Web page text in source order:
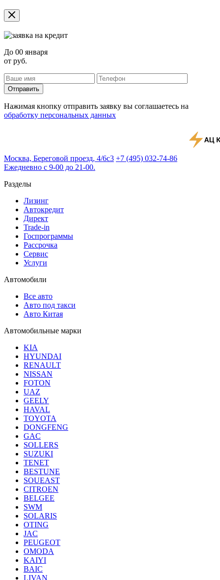
До 00 января
от руб.
Отправить
Нажимая кнопку отправить заявку вы соглашаетесь на
обработку персональных данных
Москва, Береговой проезд, 4/6с3 +7 (495) 032-74-86
Ежедневно с 9-00 до 21-00.
Разделы
Лизинг
Автокредит
Директ
Trade-in
Госпрограммы
Рассрочка
Сервис
Услуги
Автомобили
Все авто
Авто под такси
Авто Китая
Автомобильные марки
KIA
HYUNDAI
RENAULT
NISSAN
FOTON
UAZ
GEELY
HAVAL
TOYOTA
DONGFENG
GAC
SOLLERS
SUZUKI
TENET
BESTUNE
SOUEAST
CITROEN
BELGEE
SWM
SOLARIS
OTING
JAC
PEUGEOT
OMODA
KAIYI
BAIC
LIVAN